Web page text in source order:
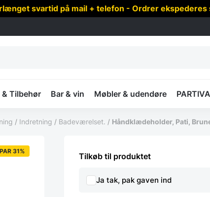
svartid på mail + telefon - Ordrer
Tilbehør Bar & vin Møbler & udendøre
/ Indretning / Badeværelset. / Håndklædeholder, Pati,
31%
Tilkøb til produktet
Ja tak, pak gaven ind